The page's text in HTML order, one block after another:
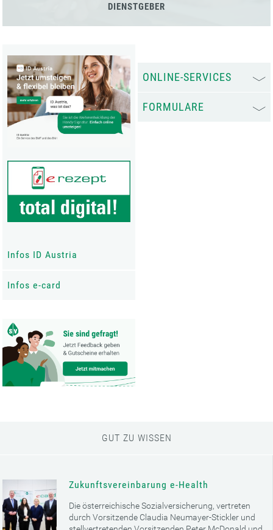
DIENSTGEBER
Infos ID Austria
Infos e-card
ONLINE-SERVICES
FORMULARE
GUT ZU WISSEN
Zukunftsvereinbarung e-Health
Die österreichische Sozialversicherung, vertreten
durch Vorsitzende Claudia Neumayer-Stickler und